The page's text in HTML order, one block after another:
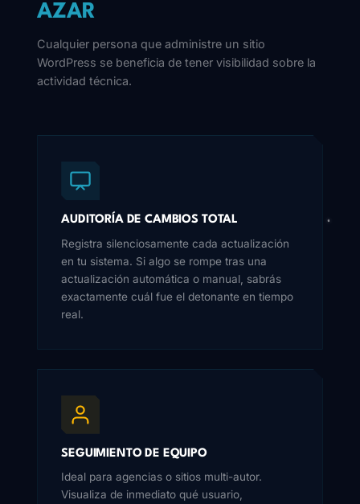
AZAR
Cualquier persona que administre un sitio
WordPress se beneficia de tener visibilidad sobre la
actividad técnica.
AUDITORÍA DE CAMBIOS TOTAL
Registra silenciosamente cada actualización
en tu sistema. Si algo se rompe tras una
actualización automática o manual, sabrás
exactamente cuál fue el detonante en tiempo
real.
SEGUIMIENTO DE EQUIPO
Ideal para agencias o sitios multi-autor.
Visualiza de inmediato qué usuario,